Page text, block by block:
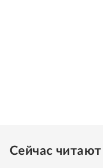
Сейчас читают